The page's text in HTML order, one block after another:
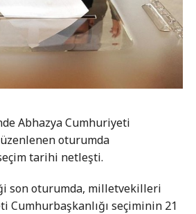
Abhazya Cumhuriyeti
oturumda
tarihi netleşti.
son oturumda, milletvekilleri
Cumhurbaşkanlığı seçiminin 21